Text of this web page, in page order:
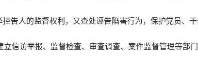
人的监督权利，又查处诬告陷害行为，保护党员、干
访举报、监督检查、审查调查、案件监督管理等部